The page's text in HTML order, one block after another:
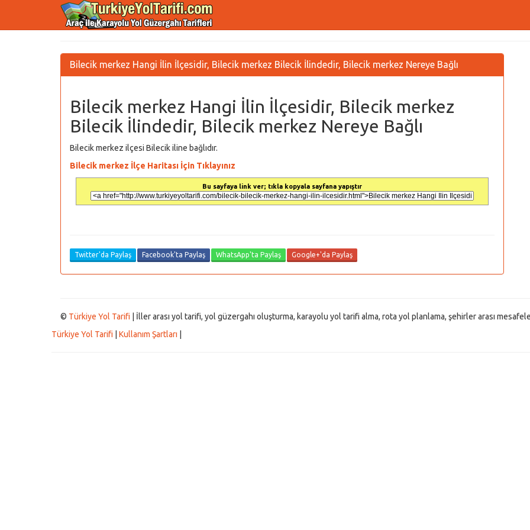
Bilecik merkez Hangi İlin İlçesidir, Bilecik merkez Bilecik İlindedir, Bilecik merkez Nereye Bağlı
Bilecik merkez Hangi İlin İlçesidir, Bilecik merkez
Bilecik İlindedir, Bilecik merkez Nereye Bağlı
Bilecik merkez ilçesi Bilecik iline bağlıdır.
Bilecik merkez İlçe Haritası İçin Tıklayınız
Bu sayfaya link ver; tıkla kopyala sayfana yapıştır
Twitter'da Paylaş Facebook'ta Paylaş WhatsApp'ta Paylaş Google+'da Paylaş
© Türkiye Yol Tarifi | İller arası yol tarifi, yol güzergahı oluşturma, karayolu yol tarifi alma, rota yol planlama, şehirler arası
Türkiye Yol Tarifi
Kullanım Şartları